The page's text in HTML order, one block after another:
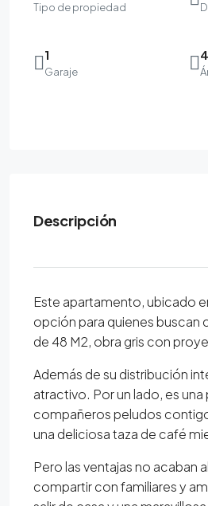
Tipo de propiedad
1
Garaje
Descripción
Este apartamento, ubicado
opción para quienes
de 48 M2, obra gris con
Además de su distribución
atractivo. Por un lado, es
compañeros peludos
una deliciosa taza de café
Pero las ventajas no acaban
compartir con familiares y